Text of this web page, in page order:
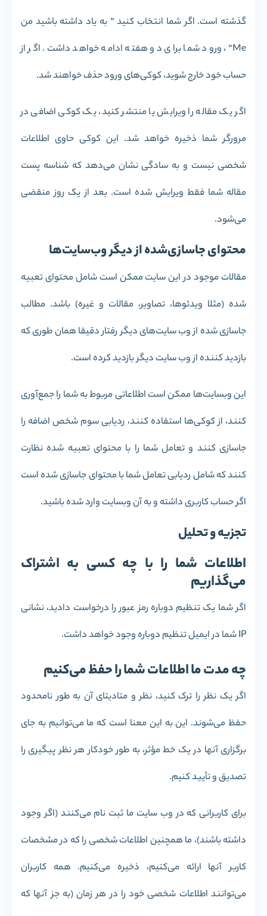
گذشته است. اگر شما انتخاب کنید ” به یاد داشته باشید من
Me”، ورود شما برای دو هفته ادامه خواهد داشت. اگر از
حساب خود خارج شوید، کوکی‌های ورود حذف خواهند شد.
اگر یک مقاله را ویرایش یا منتشر کنید، یک کوکی اضافی در
مرورگر شما ذخیره خواهد شد. این کوکی حاوی اطلاعات
شخصی نیست و به سادگی نشان می‌دهد که شناسه پست
مقاله شما فقط ویرایش شده است. بعد از یک روز منقضی
می‌شود.
محتوای جاسازی‌شده از دیگر وب‌سایت‌ها
مقالات موجود در این سایت ممکن است شامل محتوای تعبیه
شده (مثلا ویدئوها، تصاویر، مقالات و غیره) باشد. مطالب
جاسازی شده از وب سایت‌های دیگر رفتار دقیقا همان طوری که
بازدید کننده از وب سایت دیگر بازدید کرده است.
این وبسایت‌ها ممکن است اطلاعاتی مربوط به شما را جمع‌آوری
کنند، از کوکی‌ها استفاده کنند، ردیابی سوم شخص اضافه را
جاسازی کنند و تعامل شما را با محتوای تعبیه شده نظارت
کنند که شامل ردیابی تعامل شما با محتوای جاسازی شده است
اگر حساب کاربری داشته و به آن وبسایت وارد شده باشید.
تجزیه و تحلیل
اطلاعات شما را با چه کسی به اشتراک
می‌گذاریم
اگر شما یک تنظیم دوباره رمز عبور را درخواست دادید، نشانی
IP شما در ایمیل تنظیم دوباره وجود خواهد داشت.
چه مدت ما اطلاعات شما را حفظ می‌کنیم
اگر یک نظر را ترک کنید، نظر و متادیتای آن به طور نامحدود
حفظ می‌شوند. این به این معنا است که ما می‌توانیم به جای
برگزاری آنها در یک خط مؤثر، به طور خودکار هر نظر پیگیری را
تصدیق و تأیید کنیم.
برای کاربرانی که در وب سایت ما ثبت نام می‌کنند (اگر وجود
داشته باشند)، ما همچنین اطلاعات شخصی را که در مشخصات
کاربر آنها ارائه می‌کنیم، ذخیره می‌کنیم. همه کاربران
می‌توانند اطلاعات شخصی خود را در هر زمان (به جز آنها که